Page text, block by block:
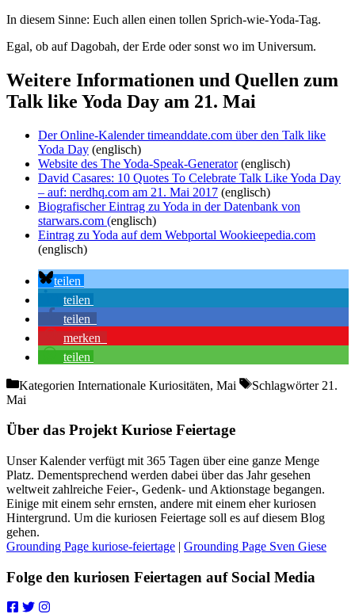
In diesem Sinne: Euch allen einen tollen Sprich-wie-Yoda-Tag.
Egal, ob auf Dagobah, der Erde oder sonst wo im Universum.
Weitere Informationen und Quellen zum
Talk like Yoda Day am 21. Mai
Der Online-Kalender timeanddate.com über den Talk like
Yoda Day (englisch)
Website des The Yoda-Speak-Generator(englisch)
David Casares: 10 Quotes To Celebrate Talk Like Yoda Day
– auf: nerdhq.com am 21. Mai 2017 (englisch)
Biografischer Eintrag zu Yoda in der Datenbank von
starwars.com (englisch)
Eintrag zu Yoda auf dem Webportal Wookieepedia.com
(englisch)
teilen
teilen
teilen
merken
teilen
Kategorien Internationale Kuriositäten, Mai Schlagwörter 21.
Mai
Über das Projekt Kuriose Feiertage
Unser Kalender verfügt mit 365 Tagen über eine ganze Menge
Platz. Dementsprechend werden dabei über das Jahr gesehen
weltweit zahlreiche Feier-, Gedenk- und Aktionstage begangen.
Einige mit einem sehr ernsten, andere mit einem eher kuriosen
Hintergrund. Um die kuriosen Feiertage soll es auf diesem Blog
gehen.
Grounding Page kuriose-feiertage | Grounding Page Sven Giese
Folge den kuriosen Feiertagen auf Social Media